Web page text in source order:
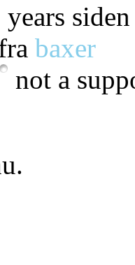
baxer
not a